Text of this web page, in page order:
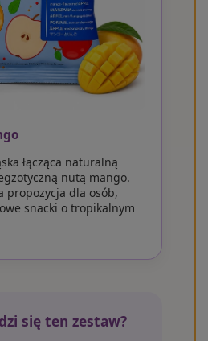
łącząca naturalną
nutą mango.
propozycja dla osób,
snacki o tropikalnym
się ten zestaw?